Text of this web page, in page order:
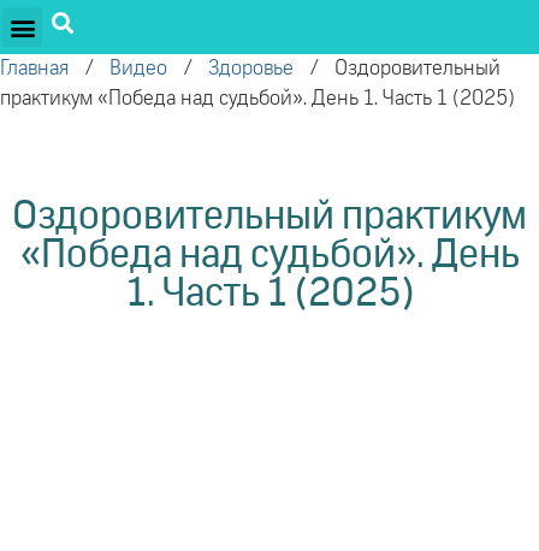
Главная / Видео / Здоровье / Оздоровительный
практикум «Победа над судьбой». День 1. Часть 1 (2025)
Оздоровительный практикум
«Победа над судьбой». День
1. Часть 1 (2025)